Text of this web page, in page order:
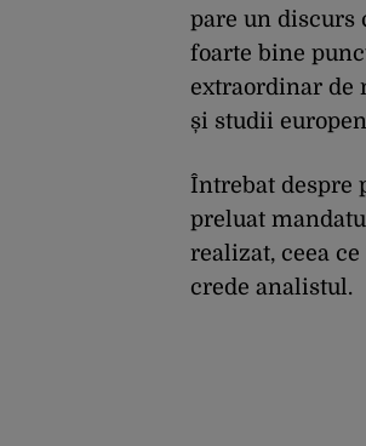
pare un discurs
foarte bine
extraordinar de
și studii
Întrebat despre
preluat
realizat, ceea
crede analistul.